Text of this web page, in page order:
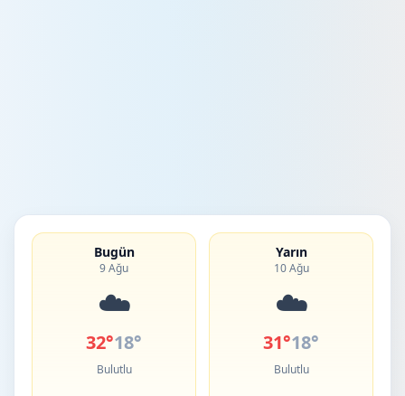
Bugün
9 Ağu
☁️
32°18°
Bulutlu
Yarın
10 Ağu
☁️
31°18°
Bulutlu